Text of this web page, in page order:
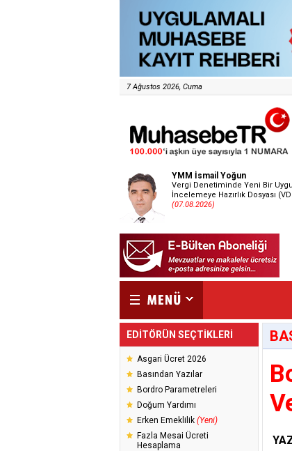
7 Ağustos 2026, Cuma
YMM İsmail Yoğun
Vergi Denetiminde Yeni Bir
İncelemeye Hazırlık Dosyası
(07.08.2026)
EDİTÖRÜN SEÇTİKLERİ
Asgari Ücret 2026
Basından Yazılar
Bordro Parametreleri
Doğum Yardımı
Erken Emeklilik (Yeni)
Fazla Mesai Ücreti
Hesaplama